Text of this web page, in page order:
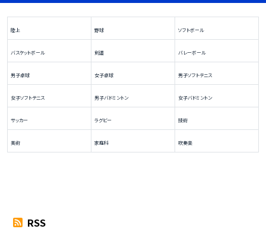
陸上 野球 ソフトボール
バスケットボール 剣道 バレーボール
男子卓球 女子卓球 男子ソフトテニス
女子ソフトテニス 男子バドミントン 女子バドミントン
サッカー ラグビー 技術
美術 家庭科 吹奏楽
RSS